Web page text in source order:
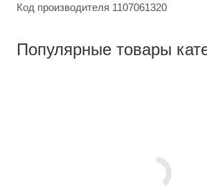
Код производителя 1107061320
Популярные товары